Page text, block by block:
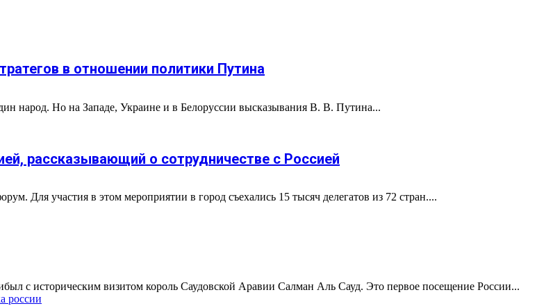
в отношении политики Путина
народ. Но на Западе, Украине и в Белоруссии высказывания В. В. Путина...
рассказывающий о сотрудничестве с Россией
Для участия в этом мероприятии в город съехались 15 тысяч делегатов из 72 стран....
с историческим визитом король Саудовской Аравии Салман Аль Сауд. Это первое посещение России...
россии